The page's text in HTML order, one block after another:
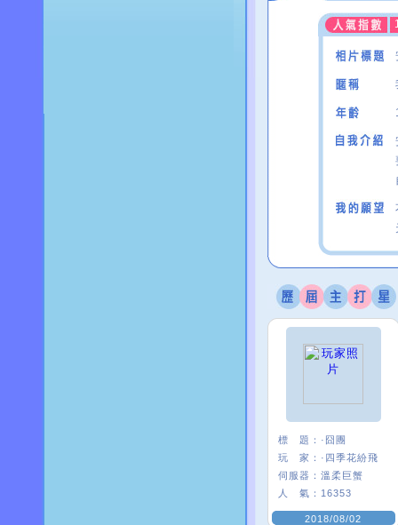
標 題： ·囧團
玩 家： ·四季花紛飛
伺服器： 溫柔巨蟹
人 氣： 16353
2018/08/02